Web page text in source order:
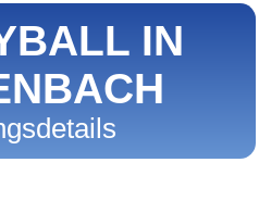
IN